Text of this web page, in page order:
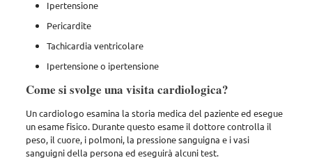
Ipertensione
Pericardite
Tachicardia ventricolare
Ipertensione o ipertensione
Come si svolge una visita cardiologica?
Un cardiologo esamina la storia medica del paziente ed esegue
un esame fisico. Durante questo esame il dottore controlla il
peso, il cuore, i polmoni, la pressione sanguigna e i vasi
sanguigni della persona ed eseguirà alcuni test.